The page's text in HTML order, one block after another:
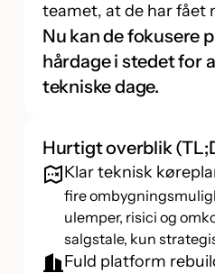
teamet, at de har fået
Nu kan de fokusere
hårdage i stedet for
tekniske dage.
Hurtigt overblik
Klar teknisk
fire
ulemper, risici og
salgstale, kun
Fuld platform